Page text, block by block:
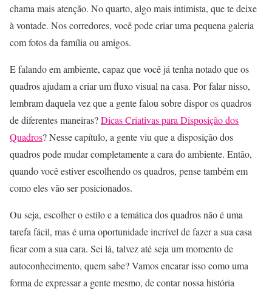
chama mais atenção. No quarto, algo mais intimista, que te deixe
à vontade. Nos corredores, você pode criar uma pequena galeria
com fotos da família ou amigos.
E falando em ambiente, capaz que você já tenha notado que os
quadros ajudam a criar um fluxo visual na casa. Por falar nisso,
lembram daquela vez que a gente falou sobre dispor os quadros
de diferentes maneiras?Dicas Criativas para Disposição dos
Quadros? Nesse capítulo, a gente viu que a disposição dos
quadros pode mudar completamente a cara do ambiente. Então,
quando você estiver escolhendo os quadros, pense também em
como eles vão ser posicionados.
Ou seja, escolher o estilo e a temática dos quadros não é uma
tarefa fácil, mas é uma oportunidade incrível de fazer a sua casa
ficar com a sua cara. Sei lá, talvez até seja um momento de
autoconhecimento, quem sabe? Vamos encarar isso como uma
forma de expressar a gente mesmo, de contar nossa história